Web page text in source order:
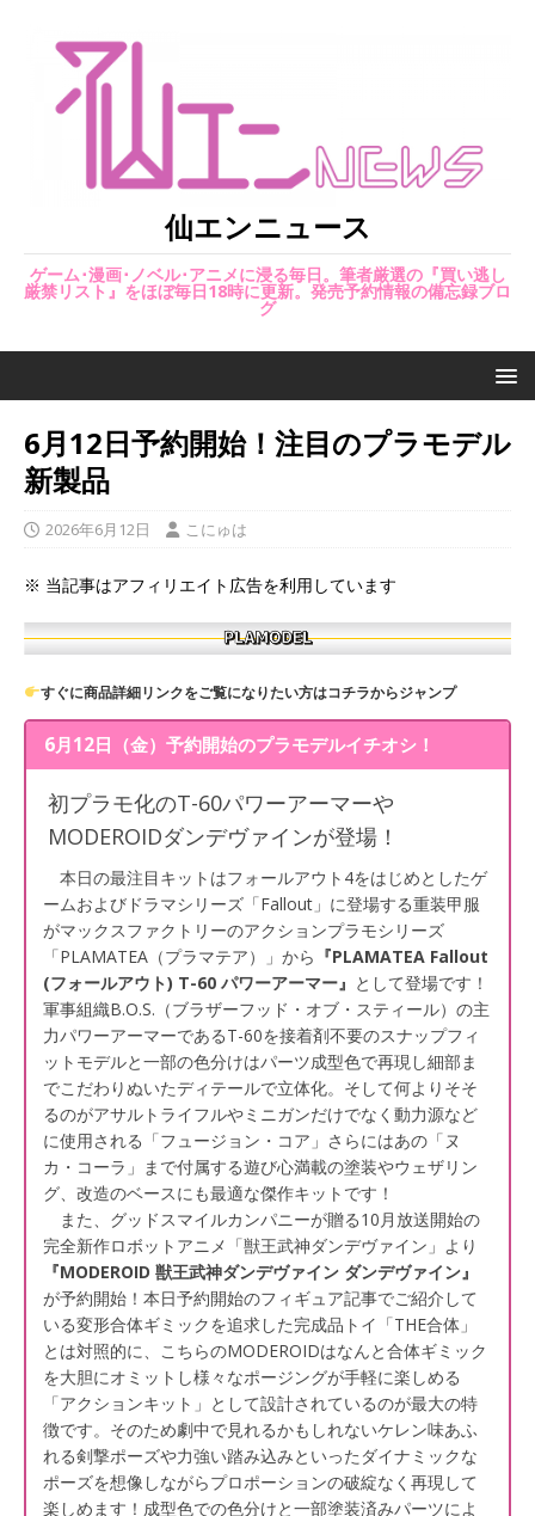
仙エンニュース
ゲーム･漫画･ノベル･アニメに浸る毎日。筆者厳選の『買い逃し
厳禁リスト』をほぼ毎日18時に更新。発売予約情報の備忘録ブロ
グ
6月12日予約開始！注目のプラモデル
新製品
2026年6月12日 こにゅは
※ 当記事はアフィリエイト広告を利用しています
すぐに商品詳細リンクをご覧になりたい方はコチラからジャンプ
6月12日（金）予約開始のプラモデルイチオシ！
初プラモ化のT-60パワーアーマーや
MODEROIDダンデヴァインが登場！
本日の最注目キットはフォールアウト4をはじめとしたゲ
ームおよびドラマシリーズ「Fallout」に登場する重装甲服
がマックスファクトリーのアクションプラモシリーズ
「PLAMATEA（プラマテア）」から 『PLAMATEA Fallout
(フォールアウト) T-60 パワーアーマー』 として登場です！
軍事組織B.O.S.（ブラザーフッド・オブ・スティール）の主
力パワーアーマーであるT-60を接着剤不要のスナップフィ
ットモデルと一部の色分けはパーツ成型色で再現し細部ま
でこだわりぬいたディテールで立体化。そして何よりそそ
るのがアサルトライフルやミニガンだけでなく動力源など
に使用される「フュージョン・コア」さらにはあの「ヌ
カ・コーラ」まで付属する遊び心満載の塗装やウェザリン
グ、改造のベースにも最適な傑作キットです！
また、グッドスマイルカンパニーが贈る10月放送開始の
完全新作ロボットアニメ「獣王武神ダンデヴァイン」より
『MODEROID 獣王武神ダンデヴァイン ダンデヴァイン』
が予約開始！本日予約開始のフィギュア記事でご紹介して
いる変形合体ギミックを追求した完成品トイ「THE合体」
とは対照的に、こちらのMODEROIDはなんと合体ギミック
を大胆にオミットし様々なポージングが手軽に楽しめる
「アクションキット」として設計されているのが最大の特
徴です。そのため劇中で見れるかもしれないケレン味あふ
れる剣撃ポーズや力強い踏み込みといったダイナミックな
ポーズを想像しながらプロポーションの破綻なく再現して
楽しめます！成型色での色分けと一部塗装済みパーツによ